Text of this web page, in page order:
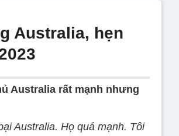
Australia, hẹn
Australia rất mạnh nhưng
Australia. Họ quá mạnh. Tôi